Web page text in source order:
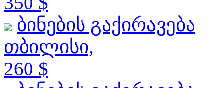
ბინების გაქირავება
თბილისი,
260 $